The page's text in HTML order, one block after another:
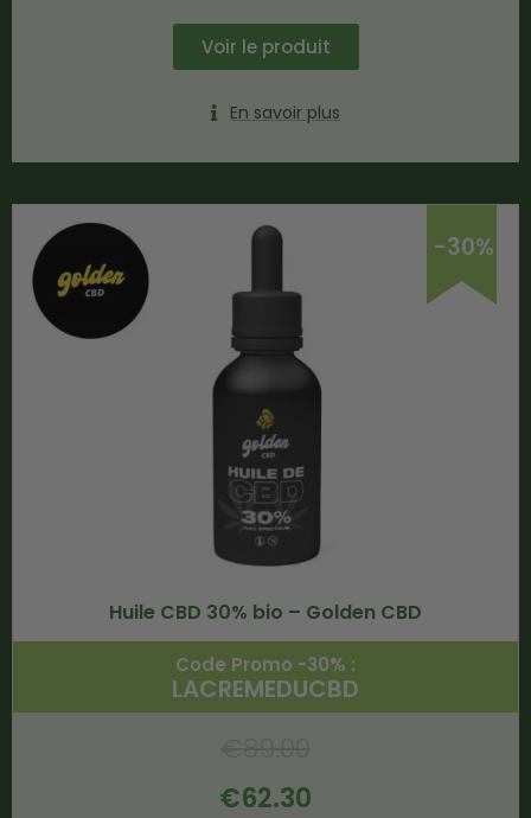
Voir le produit
En savoir plus
-30%
Huile CBD 30% bio – Golden CBD
Code Promo -30% :
LACREMEDUCBD
€62.30